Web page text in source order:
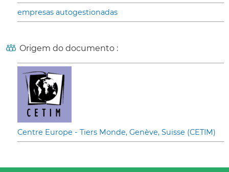
empresas autogestionadas
Origem do documento :
Centre Europe - Tiers Monde, Genève, Suisse (CETIM)